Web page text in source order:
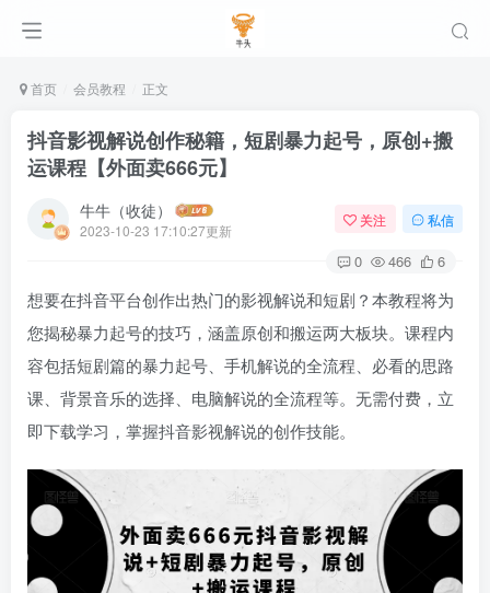
首页 会员教程 正文
抖音影视解说创作秘籍，短剧暴力起号，原创+搬
运课程【外面卖666元】
牛牛（收徒）
2023-10-23 17:10:27更新
关注 私信
0 466 6
想要在抖音平台创作出热门的影视解说和短剧？本教程将为
您揭秘暴力起号的技巧，涵盖原创和搬运两大板块。课程内
容包括短剧篇的暴力起号、手机解说的全流程、必看的思路
课、背景音乐的选择、电脑解说的全流程等。无需付费，立
即下载学习，掌握抖音影视解说的创作技能。